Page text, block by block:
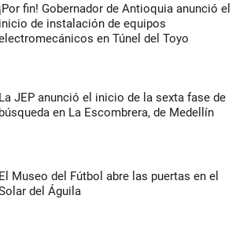
¡Por fin! Gobernador de Antioquia anunció el
inicio de instalación de equipos
en Túnel del Toyo
La JEP anunció el inicio de la sexta fase de
búsqueda en La Escombrera, de Medellín
El Museo del Fútbol abre las puertas en el
del Águila